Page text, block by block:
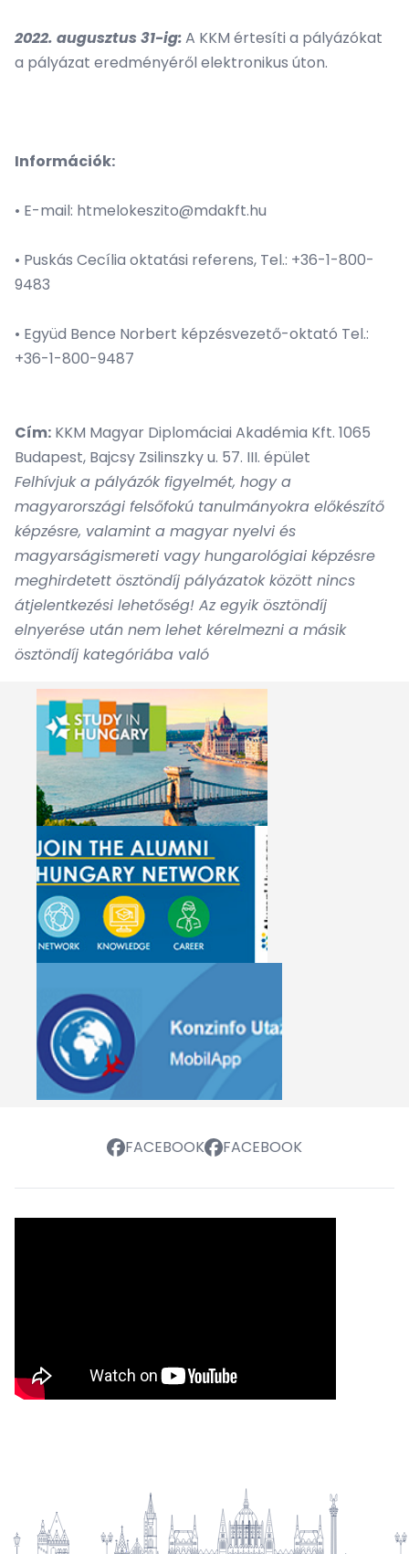
2022. augusztus 31-ig:A KKM értesíti a pályázókat
a pályázat eredményéről elektronikus úton.
Információk:
• E-mail: htmelokeszito@mdakft.hu
• Puskás Cecília oktatási referens, Tel.: +36-1-800-
9483
• Együd Bence Norbert képzésvezető-oktató Tel.:
+36-1-800-9487
Cím: KKM Magyar Diplomáciai Akadémia Kft. 1065
Budapest, Bajcsy Zsilinszky u. 57. III. épület
Felhívjuk a pályázók figyelmét, hogy a
magyarországi felsőfokú tanulmányokra előkészítő
képzésre, valamint a magyar nyelvi és
magyarságismereti vagy hungarológiai képzésre
meghirdetett ösztöndíj pályázatok között nincs
átjelentkezési lehetőség! Az egyik ösztöndíj
elnyerése után nem lehet kérelmezni a másik
ösztöndíj kategóriába való
FACEBOOK FACEBOOK